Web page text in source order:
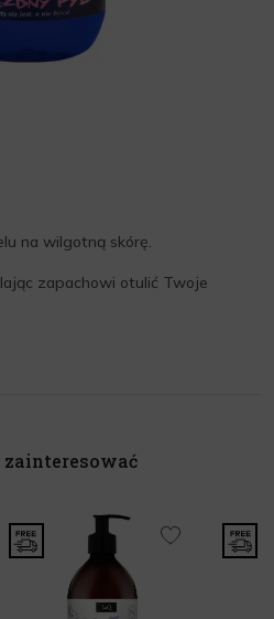
na wilgotną skórę.
zapachowi otulić Twoje
zainteresować